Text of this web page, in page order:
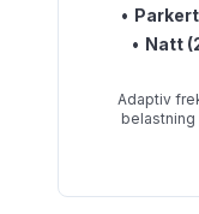
•
• Natt
Adaptiv